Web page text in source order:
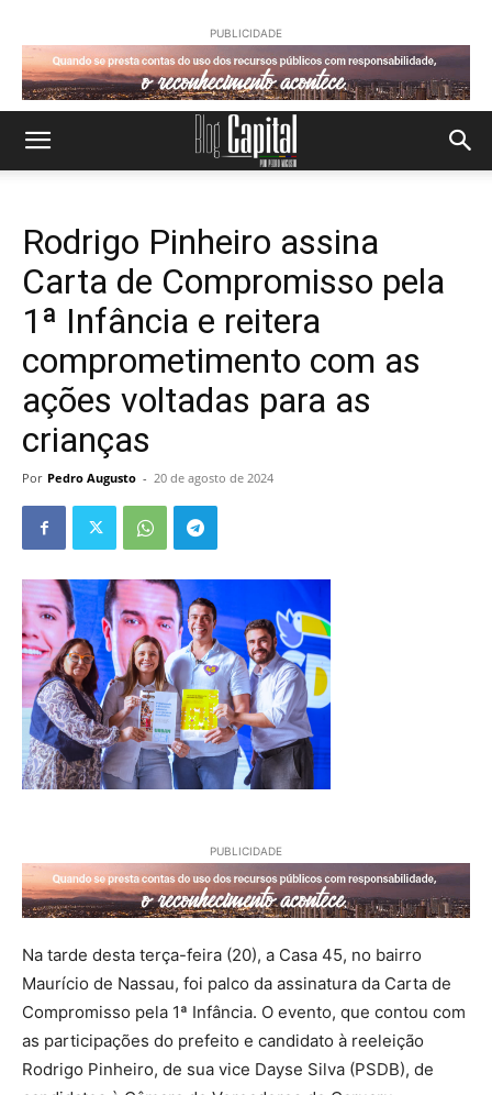
PUBLICIDADE
Rodrigo Pinheiro assina
Carta de Compromisso pela
1ª Infância e reitera
comprometimento com as
ações voltadas para as
crianças
Por Pedro Augusto - 20 de agosto de 2024
PUBLICIDADE
Na tarde desta terça-feira (20), a Casa 45, no bairro
Maurício de Nassau, foi palco da assinatura da Carta de
Compromisso pela 1ª Infância. O evento, que contou com
as participações do prefeito e candidato à reeleição
Rodrigo Pinheiro, de sua vice Dayse Silva (PSDB), de